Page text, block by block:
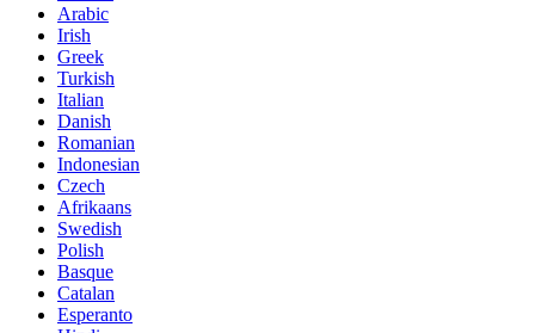
Arabic
Irish
Greek
Turkish
Italian
Danish
Romanian
Indonesian
Czech
Afrikaans
Swedish
Polish
Basque
Catalan
Esperanto